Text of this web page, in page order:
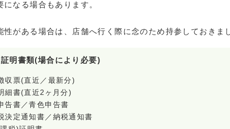
になる場合もあります。
性がある場合は、店舗へ行く際に念のため持参しておきま
明書類(場合により必要)
収票(直近／最新分)
細書(直近2ヶ月分)
告書／青色申告書
決定通知書／納税通知書